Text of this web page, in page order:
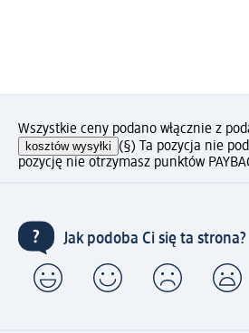
Wszystkie ceny podano włącznie z
kosztów wysyłki (§) Ta pozycja nie
pozycję nie otrzymasz punktów
Jak podoba Ci się ta strona?